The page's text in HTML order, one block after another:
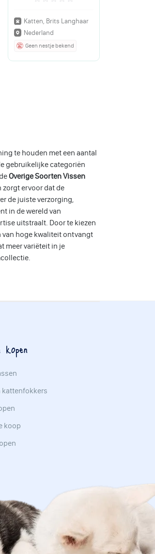
Katten, Brits Langhaar
Nederland
Geen nestje bekend
te houden met een aantal
gebruikelijke categoriën
Overige Soorten Vissen
ervoor dat de
de juiste verzorging,
in de wereld van
uitstraalt. Door te kiezen
van hoge kwaliteit ontvangt
meer variëteit in je
kattenfokkers
koop